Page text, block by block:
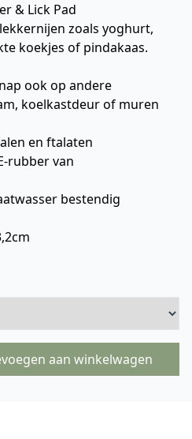
& Lick Pad
zoals yoghurt,
koekjes of pindakaas.
ook op andere
koelkastdeur of muren
en ftalaten
rubber van
bestendig
aan winkelwagen